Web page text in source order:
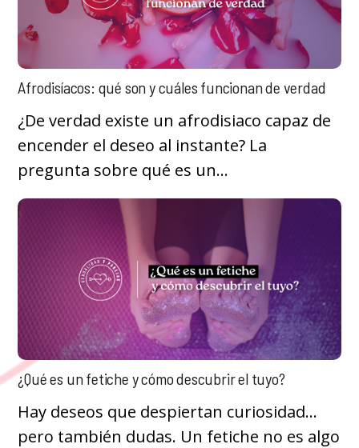
Afrodisíacos: qué son y cuáles funcionan de verdad
¿De verdad existe un afrodisiaco capaz de
encender el deseo al instante? La
pregunta sobre qué es un...
¿Qué es un fetiche y cómo descubrir el tuyo?
Hay deseos que despiertan curiosidad…
pero también dudas. Un fetiche no es algo